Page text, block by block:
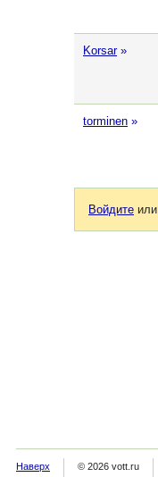
Korsar »
torminen »
Войдите или
Наверх © 2026 vott.ru